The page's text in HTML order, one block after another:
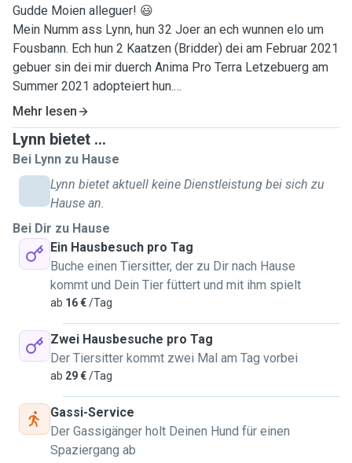
Gudde Moien alleguer! 😃
Mein Numm ass Lynn, hun 32 Joer an ech wunnen elo um
Fousbann. Ech hun 2 Kaatzen (Bridder) dei am Februar 2021
gebuer sin dei mir duerch Anima Pro Terra Letzebuerg am
Summer 2021 adopteiert hun.
Ech sin vun kleng un mat Muppen grouss gin, eisen eichte
Familienhond war en Rauhhaardackel. weider Mupperassen
mat denen ech grouss gi sin: Bordercollie, Weimaraner,
Magyar Vizsla.
Och wann ech mat Muppe grouss gin sin, hun mir eis als
Famill aus diversen Grenn fir Kaatzen entscheed. ma ech
Kanner zwou Kanengecher, Schildkröten, Fesch an eng Raat.
Ech beäntweren ganz gären är weider Froen an ech geif
mech immens freehen vun irch ze heieren, an dann och
eventuell op ärt Deier/är Deieren dierfen opzepassen!
Grousse Merci am Viraus.
Leif Greiss,
Lynn ✨️
Bonjour à tous ! 😃 Je m'appelle Lynn, j'ai 32 ans et je vis à
Fousbann. J'ai 2 chats (frères) nés en février 2021 que j'ai
adoptés chez Anima Pro Terra Letzebuerg à l'été 2021. J'ai
Mehr lesen
Lynn bietet ...
Bei Lynn zu Hause
Lynn bietet aktuell keine Dienstleistung bei sich zu
Hause an.
Bei Dir zu Hause
Ein Hausbesuch pro Tag
Buche einen Tiersitter, der zu Dir nach Hause
kommt und Dein Tier füttert und mit ihm spielt
ab 16 €/Tag
Zwei Hausbesuche pro Tag
Der Tiersitter kommt zwei Mal am Tag vorbei
ab 29 €/Tag
Gassi-Service
Der Gassigänger holt Deinen Hund für einen
Spaziergang ab